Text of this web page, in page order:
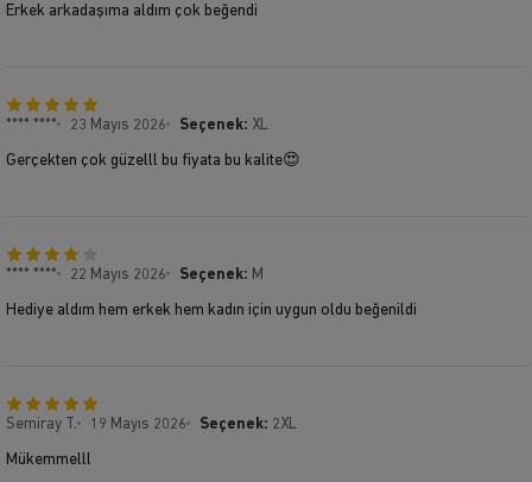
Erkek arkadaşıma aldım çok beğendi
**** **** 23 Mayıs 2026 Seçenek: XL
Gerçekten çok güzelll bu fiyata bu kalite😍
**** **** 22 Mayıs 2026 Seçenek: M
Hediye aldım hem erkek hem kadın için uygun oldu beğenildi
Semiray T. 19 Mayıs 2026 Seçenek: 2XL
Mükemmelll